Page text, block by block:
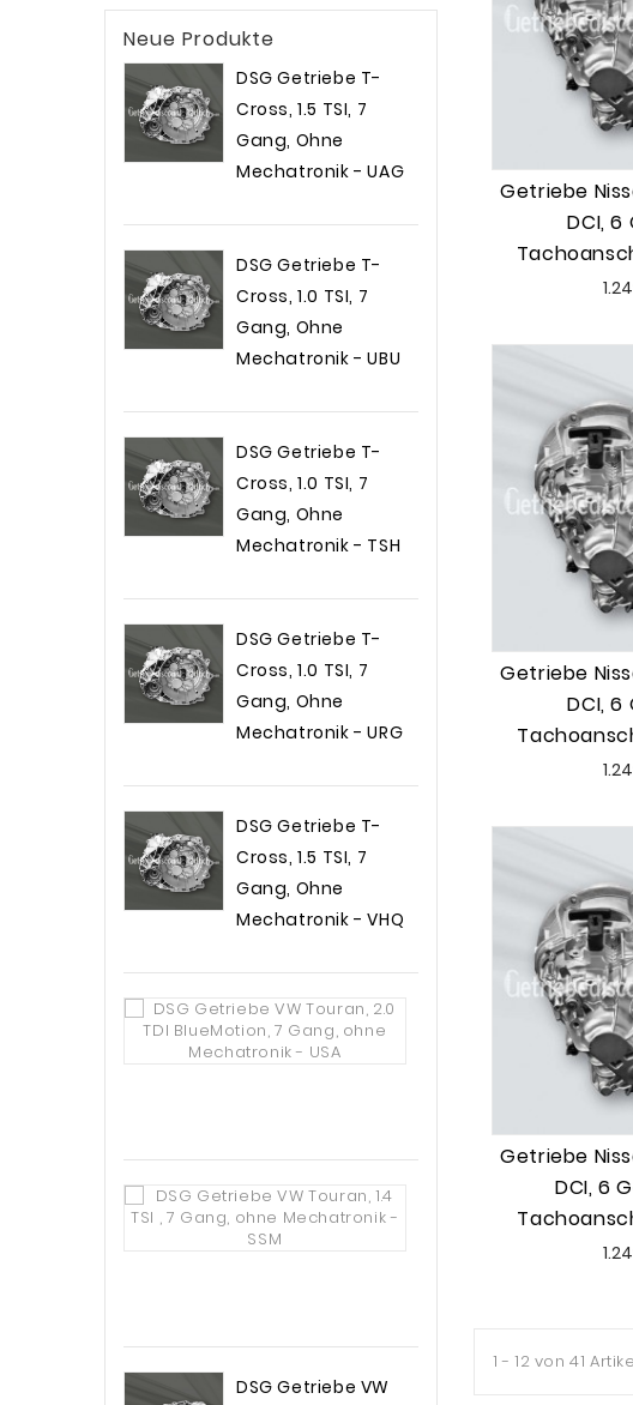
PK6023(1)
PK6024(1)
PK6025(1)
PK6027(1)
PK6028(1)
PK6057
PK6058(1)
PK6071(1)
PK6073(1)
PK6075
PK6077
PK6078
PK6081(1)
PK6371(1)
PK6373 (1)
PK6374
(1)
PK6377(1)
PK6378(1)
PK6381(1)
Neue Produkte
DSG Getriebe T-
Cross, 1.5 TSI, 7
Gang, Ohne
Mechatronik - UAG
DSG Getriebe T-
Cross, 1.0 TSI, 7
Gang, Ohne
Mechatronik - UBU
DSG Getriebe T-
Cross, 1.0 TSI, 7
Gang, Ohne
Mechatronik - TSH
DSG Getriebe T-
Cross, 1.0 TSI, 7
Gang, Ohne
Mechatronik - URG
DSG Getriebe T-
Cross, 1.5 TSI, 7
Gang, Ohne
Mechatronik - VHQ
BlueMotion,
Mechatronik
Getriebe VW
Mechatronik
DSG Getriebe VW
Getriebe
DCI, 6
Getriebe
DCI, 6
Getriebe
DCI, 6
1 - 12 von 41